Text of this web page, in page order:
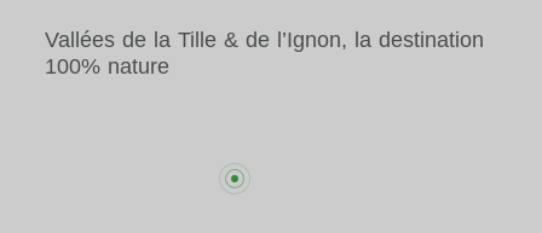
Vallées de la Tille & de l’Ignon, la destination
100% nature